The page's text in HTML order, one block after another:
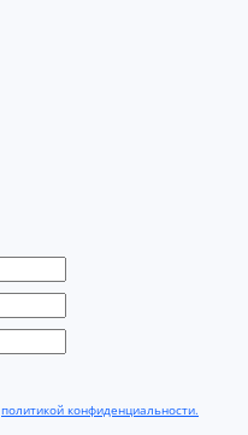
политикой конфиденциальности.